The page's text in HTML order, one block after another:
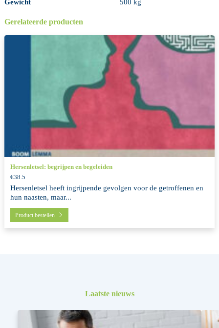
Gewicht 500 kg
Gerelateerde producten
Hersenletsel: begrijpen en begeleiden
€38.5
Hersenletsel heeft ingrijpende gevolgen voor de getroffenen en
hun naasten, maar...
Product bestellen
Laatste nieuws